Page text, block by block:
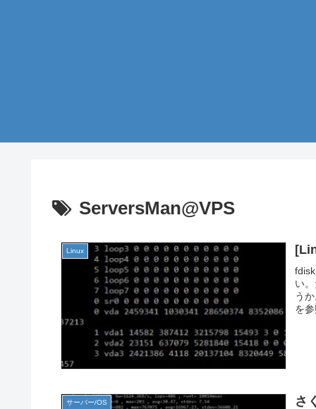
ServersMan@VPS
Linux
い
う
を
サーバー/OS さ